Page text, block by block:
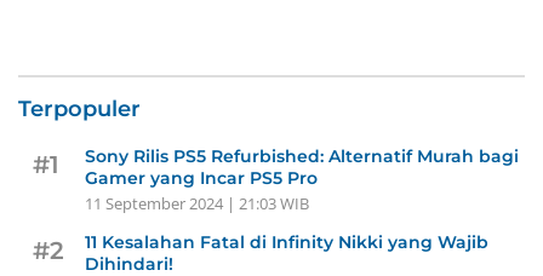
Terpopuler
#1
Sony Rilis PS5 Refurbished: Alternatif Murah bagi
Gamer yang Incar PS5 Pro
11 September 2024 | 21:03 WIB
#2
11 Kesalahan Fatal di Infinity Nikki yang Wajib
Dihindari!